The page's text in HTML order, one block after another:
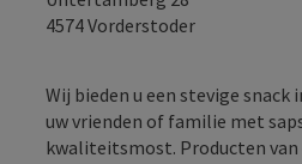
4574Vorderstoder
Wij bieden u een stevige snack
uw vrienden of familie met
kwaliteitsmost. Producten van